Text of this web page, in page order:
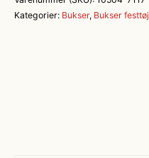
Modern
Kategorier: Bukser, Bukser festtøj